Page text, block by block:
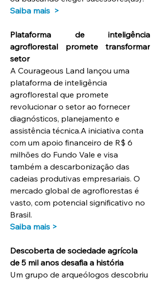
Saiba mais  >
Plataforma de inteligência
agroflorestal promete transformar
setor
A Courageous Land lançou uma
plataforma de inteligência
agroflorestal que promete
revolucionar o setor ao fornecer
diagnósticos, planejamento e
assistência técnica.A iniciativa conta
com um apoio financeiro de R$ 6
milhões do Fundo Vale e visa
também a descarbonização das
cadeias produtivas empresariais. O
mercado global de agroflorestas é
vasto, com potencial significativo no
Brasil.
Saiba mais >
Descoberta de sociedade agrícola
de 5 mil anos desafia a história
Um grupo de arqueólogos descobriu